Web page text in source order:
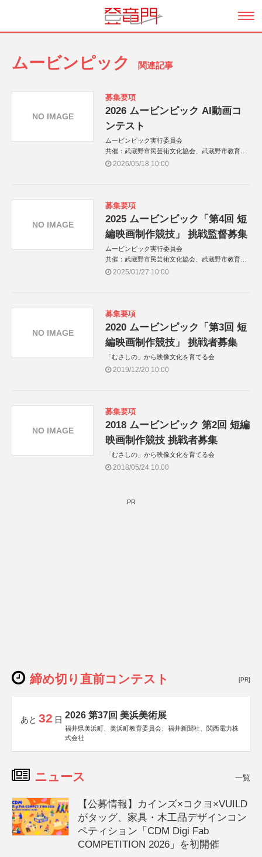
ムービンピック 関連記事
募集要項
2026 ムービンピック AI動画コ
ンテスト
ムービンピック実行委員会
共催：武蔵野市民芸術文化協会、武蔵野市教育委
員会2026/05/18 10:00
NO IMAGE
募集要項
2025 ムービンピック「第4回 短
編映画制作競技」 挑戦監督募集
ムービンピック実行委員会
共催：武蔵野市民芸術文化協会、武蔵野市教育委
員会2025/01/27 10:00
NO IMAGE
募集要項
2020 ムービンピック「第3回 短
編映画制作競技」 挑戦者募集
「むさしの」から映像文化を育てる会
2019/12/20 10:00
NO IMAGE
募集要項
2018 ムービンピック 第2回 短編
映画制作競技 挑戦者募集
「むさしの」から映像文化を育てる会
2018/05/24 10:00
NO IMAGE
PR
締め切り直前コンテスト [PR]
あと 32 日 2026 第37回 美浜美術展
福井県美浜町、美浜町教育委員会、福井新聞社、関西電力株
式会社
ニュース 一覧
【公募情報】カインズ×コクヨ×VUILD
がタッグ、家具・木工品デザインコン
ペティション「CDM Digi Fab
COMPETITION 2026」を初開催